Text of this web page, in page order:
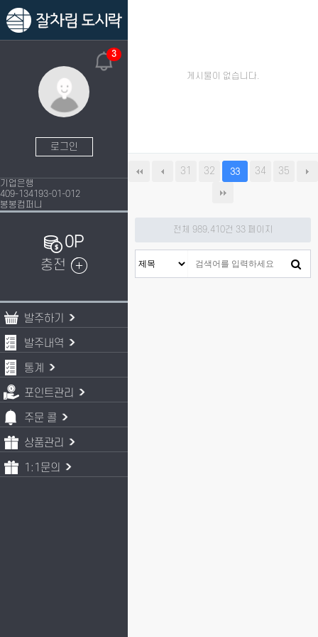
3
로그인
기업은행
409-134193-01-012
봉봉컴퍼니
0P
충전
발주하기
발주내역
통계
포인트관리
주문 콜
상품관리
1:1문의
게시물이 없습니다.
31 32 33 34 35
전체 989,410건 33 페이지